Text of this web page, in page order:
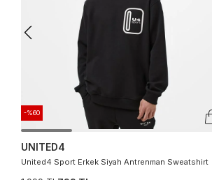
-%60
UNITED4
United4 Sport Erkek Siyah Antrenman Sweatshirt